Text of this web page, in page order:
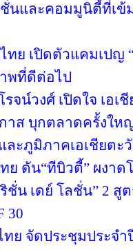
นและคอมมูนิตี้ที่เข้
ทย เปิดตัวแคมเปญ
พที่ดีต่อไป
จน์วงศ์ เปิดใจ เอเ
าส บุกตลาดครั้งให
ละภูมิภาคเอเชียตะ
ย ดัน“ทีบิวตี้” ผงาด
ชั่น เดย์ โลชั่น” 2 สู
30
ย จัดประชุมประจำปี